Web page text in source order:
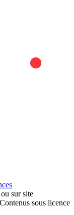
sur site
sous licence